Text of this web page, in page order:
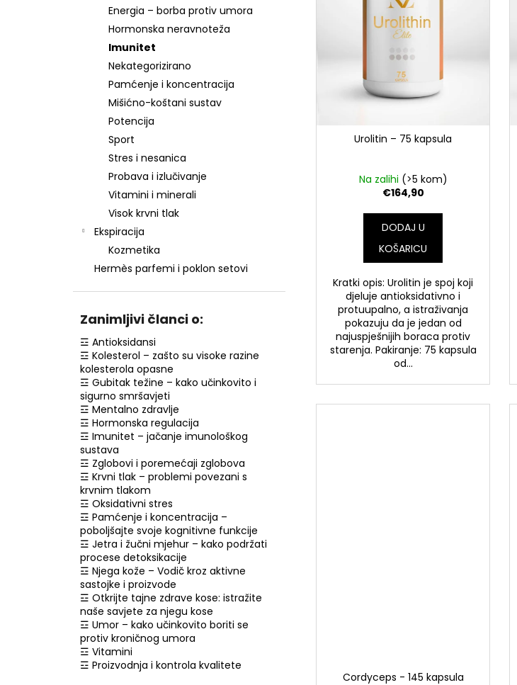
Energia – borba protiv umora
Hormonska neravnoteža
Imunitet
Nekategorizirano
Pamćenje i koncentracija
Mišićno-koštani sustav
Potencija
Sport
Stres i nesanica
Probava i izlučivanje
Vitamini i minerali
Visok krvni tlak
Ekspiracija
Kozmetika
Hermès parfemi i poklon setovi
Zanimljivi članci o:
☲ Antioksidansi
☲ Kolesterol – zašto su visoke razine
kolesterola opasne
☲ Gubitak težine – kako učinkovito i
sigurno smršavjeti
☲ Mentalno zdravlje
☲ Hormonska regulacija
☲ Imunitet – jačanje imunološkog
sustava
☲ Zglobovi i poremećaji zglobova
☲ Krvni tlak – problemi povezani s
krvnim tlakom
☲ Oksidativni stres
☲ Pamćenje i koncentracija –
poboljšajte svoje kognitivne funkcije
☲ Jetra i žučni mjehur – kako podržati
procese detoksikacije
☲ Njega kože – Vodič kroz aktivne
sastojke i proizvode
☲ Otkrijte tajne zdrave kose: istražite
naše savjete za njegu kose
☲ Umor – kako učinkovito boriti se
protiv kroničnog umora
☲ Vitamini
☲ Proizvodnja i kontrola kvalitete
do
Urolitin – 75 kapsula
Na zalihi (>5 kom)
€164,90
DODAJ U
KOŠARICU
Kratki opis: Urolitin je spoj koji
djeluje antioksidativno i
protuupalno, a istraživanja
pokazuju da je jedan od
najuspješnijih boraca protiv
starenja. Pakiranje: 75 kapsula
od...
Cordyceps - 145 kapsula